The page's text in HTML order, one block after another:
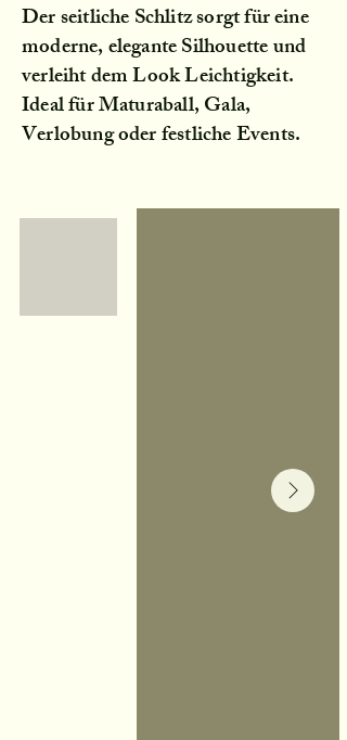
Der seitliche Schlitz sorgt für eine
moderne, elegante Silhouette und
verleiht dem Look Leichtigkeit.
Ideal für Maturaball, Gala,
Verlobung oder festliche Events.